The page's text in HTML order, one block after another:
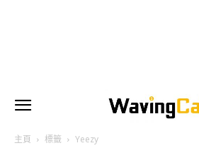
主頁 標籤 Yeezy